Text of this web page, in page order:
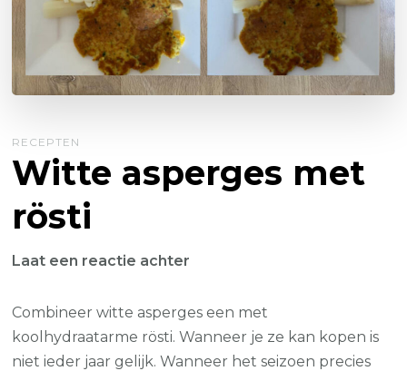
RECEPTEN
Witte asperges met
rösti
Laat een reactie achter
asperges
met
rösti
Combineer witte asperges een met
koolhydraatarme rösti. Wanneer je ze kan kopen is
niet ieder jaar gelijk. Wanneer het seizoen precies